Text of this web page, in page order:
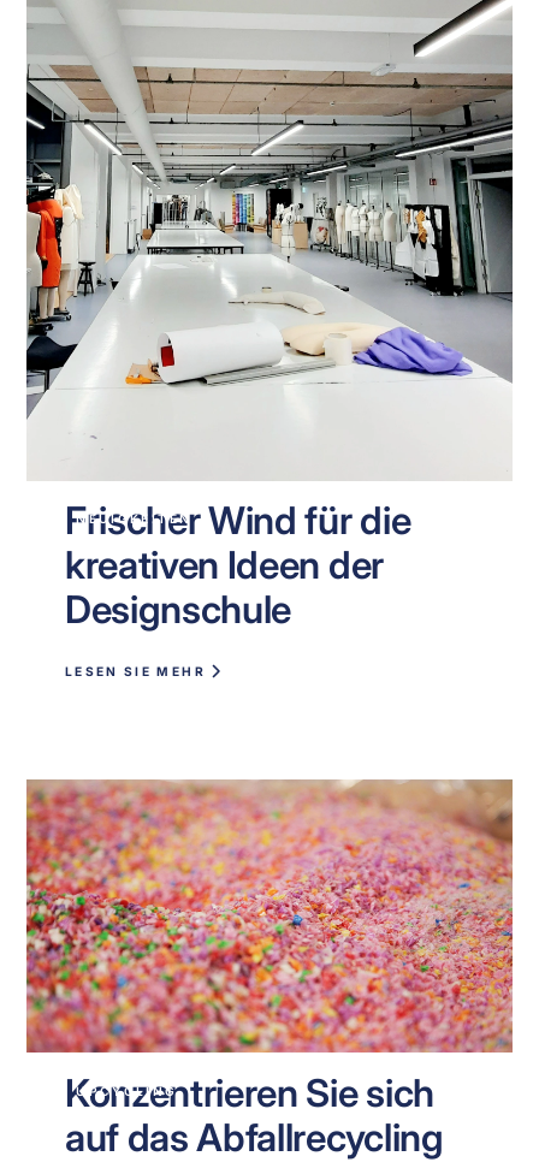
NEUIGKEITEN
Frischer Wind für die
kreativen Ideen der
Designschule
LESEN SIE MEHR
UPCYCLING
Konzentrieren Sie sich
auf das Abfallrecycling